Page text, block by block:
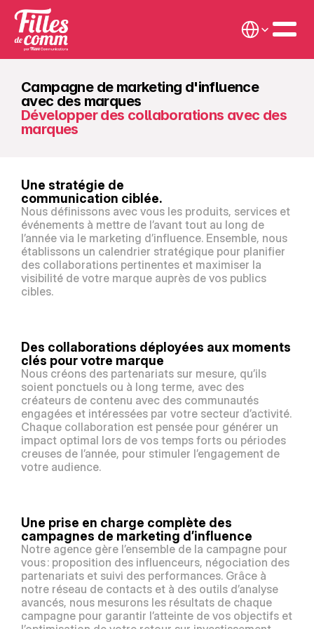
Select Language
Campagne de marketing d'influence
avec des marques
Développer des collaborations avec des
marques
Une stratégie de
communication ciblée.
Nous définissons avec vous les produits, services et
événements à mettre de l’avant tout au long de
l’année via le marketing d’influence. Ensemble, nous
établissons un calendrier stratégique pour planifier
des collaborations pertinentes et maximiser la
visibilité de votre marque auprès de vos publics
cibles.
Des collaborations déployées aux moments
clés pour votre marque
Nous créons des partenariats sur mesure, qu’ils
soient ponctuels ou à long terme, avec des
créateurs de contenu avec des communautés
engagées et intéressées par votre secteur d’activité.
Chaque collaboration est pensée pour générer un
impact optimal lors de vos temps forts ou périodes
creuses de l’année, pour stimuler l’engagement de
votre audience.
Une prise en charge complète des
campagnes de marketing d’influence
Notre agence gère l’ensemble de la campagne pour
vous : proposition des influenceurs, négociation des
partenariats et suivi des performances. Grâce à
notre réseau de contacts et à des outils d’analyse
avancés, nous mesurons les résultats de chaque
campagne pour garantir l’atteinte de vos objectifs et